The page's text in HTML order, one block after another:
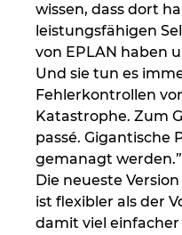
wissen, dass dort
leistungsfähigen
von EPLAN haben
Und sie tun es
Fehlerkontrollen
Katastrophe. Zum
passé. Gigantische
gemanagt werden.”
Die neueste
ist flexibler als der
damit viel